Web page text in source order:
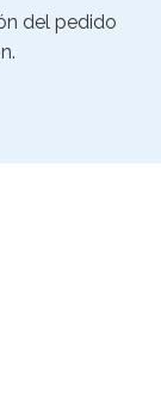
del pedido